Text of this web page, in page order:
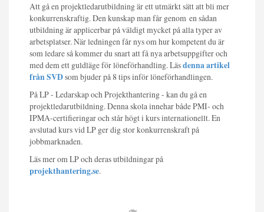
Att gå en projektledarutbildning är ett utmärkt sätt att bli mer
konkurrenskraftig. Den kunskap man får genom en sådan
utbildning är applicerbar på väldigt mycket på alla typer av
arbetsplatser. När ledningen får nys om hur kompetent du är
som ledare så kommer du snart att få nya arbetsuppgifter och
med dem ett guldläge för löneförhandling. Läsdenna artikel
från SVDsom bjuder på 8 tips inför löneförhandlingen.
På LP - Ledarskap och Projekthantering - kan du gå en
projektledarutbildning. Denna skola innehar både PMI- och
IPMA-certifieringar och står högt i kurs internationellt. En
avslutad kurs vid LP ger dig stor konkurrenskraft på
jobbmarknaden.
Läs mer om LP och deras utbildningar på
projekthantering.se.